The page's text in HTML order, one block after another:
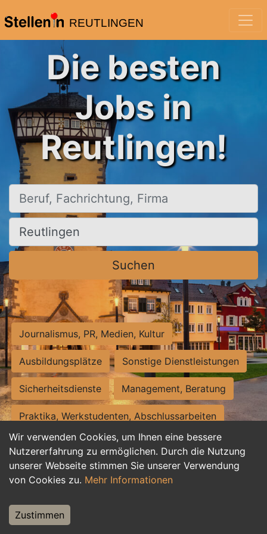
REUTLINGEN
Wir verwenden Cookies, um Ihnen eine bessere
Nutzererfahrung zu ermöglichen. Durch die Nutzung
unserer Webseite stimmen Sie unserer Verwendung
von Cookies zu. Mehr Informationen
Zustimmen
Die besten
Jobs in
Reutlingen!
Beruf, Fachrichtung, Firma
Ort, Stadt
Suchen
Journalismus, PR, Medien, Kultur
Ausbildungsplätze Sonstige Dienstleistungen
Sicherheitsdienste Management, Beratung
Praktika, Werkstudenten, Abschlussarbeiten
Personalwesen Assistenz, Sekretariat
Hilfskräfte, Aushilfs- und Nebenjobs
Weiterbildung, Studium, duale Ausbildung